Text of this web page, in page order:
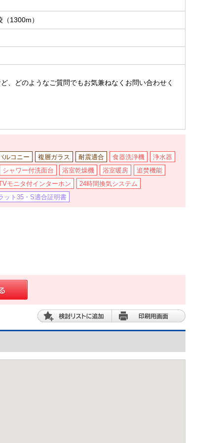
1300m）
、どのようなご質問でもお気兼ねなくお問い合わせく
ルコニー 複層ガラス 耐震適合 食器洗浄機
浄水器
シャワー付洗面台 浴室乾燥機 浴室暖房
追焚機能
モニタ付インターホン
24時間換気システム
ット35・S適合証明書